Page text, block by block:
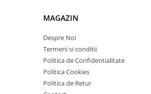
Memorii RAM
SSD-uri interne
Hard disk-uri interne
MAGAZIN
Despre Noi
Termeni si conditii
Politica de Confidentialitate
Politica Cookies
Politica de Retur